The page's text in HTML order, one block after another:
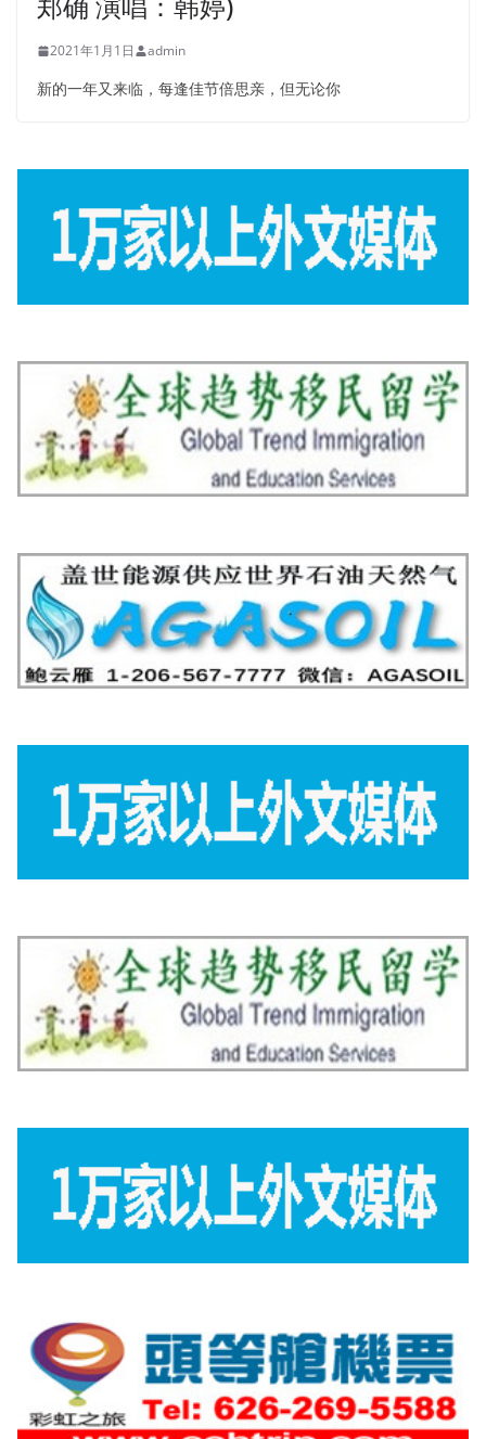
2021年1月1日 admin
新的一年又来临，每逢佳节倍思亲，但无论你